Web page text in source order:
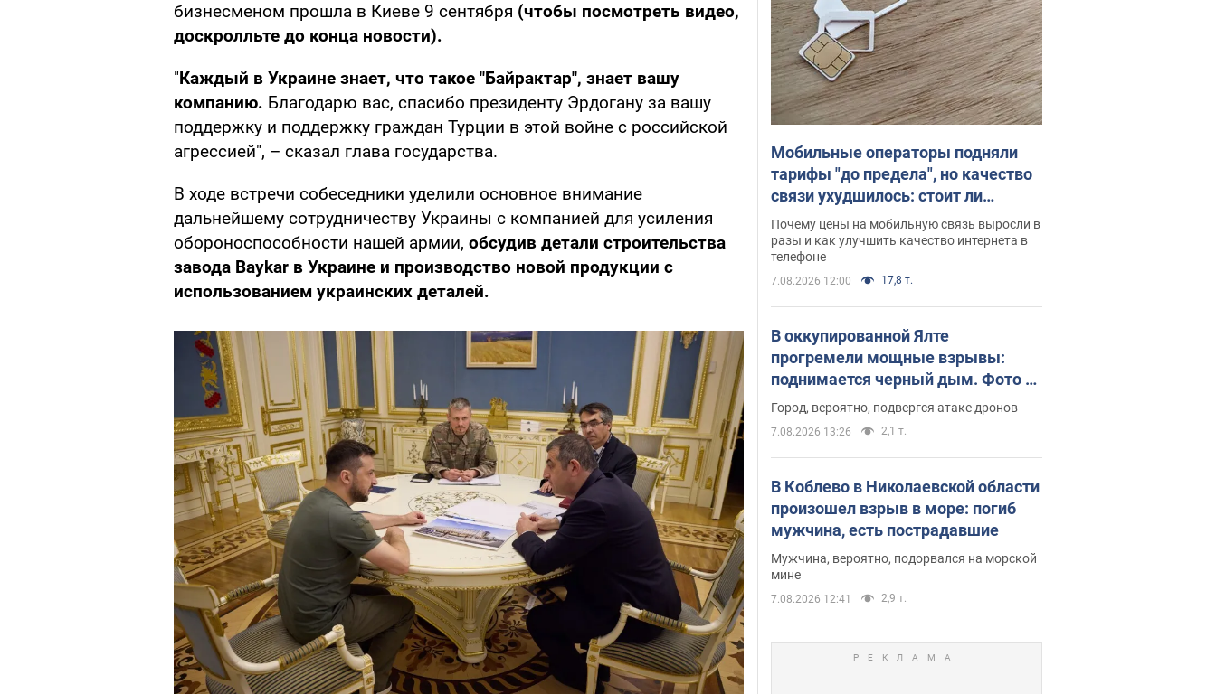
бизнесменом прошла в Киеве 9 сентября (чтобы посмотреть видео,
доскролльте до конца новости).
"Каждый в Украине знает, что такое "Байрактар", знает вашу
компанию. Благодарю вас, спасибо президенту Эрдогану за вашу
поддержку и поддержку граждан Турции в этой войне с российской
агрессией", – сказал глава государства.
В ходе встречи собеседники уделили основное внимание
дальнейшему сотрудничеству Украины с компанией для усиления
обороноспособности нашей армии, обсудив детали строительства
завода Baykar в Украине и производство новой продукции с
использованием украинских деталей.
Мобильные операторы подняли
тарифы "до предела", но качество
связи ухудшилось: стоит ли
жаловаться на цены
Почему цены на мобильную связь выросли в
разы и как улучшить качество интернета в
телефоне
7.08.2026 12:00 17,8 т.
В оккупированной Ялте
прогремели мощные взрывы:
поднимается черный дым. Фото и
видео
Город, вероятно, подвергся атаке дронов
7.08.2026 13:26 2,1 т.
В Коблево в Николаевской области
произошел взрыв в море: погиб
мужчина, есть пострадавшие
Мужчина, вероятно, подорвался на морской
мине
7.08.2026 12:41 2,9 т.